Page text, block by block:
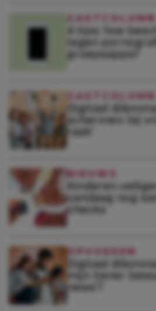
GASTCOLUMN
4 tips: hoe
tegen
groepsapps?
GASTCOLUMN
Digitaal
schermen: bij
raak’
NIEUWS
Kinderen
vandaag nog
checks
OPVOEDEN
Digitaal
mijn tiener
news’?